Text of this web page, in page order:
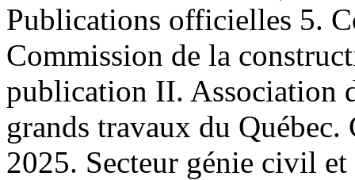
Publications officielles 5.
Commission de la
publication II. Association
grands travaux du
2025. Secteur génie civil